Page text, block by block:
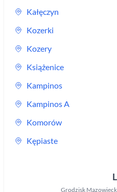
Kałęczyn
Kozerki
Kozery
Książenice
Kampinos
Kampinos A
Komorów
Kępiaste
L
Grodzisk